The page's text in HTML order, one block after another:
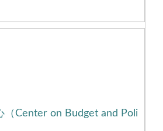
（Center on Budget and Poli